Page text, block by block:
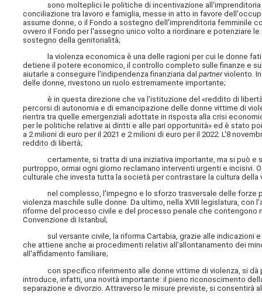
sono molteplici le politiche di incentivazione all'imprenditoria
conciliazione tra lavoro e famiglia, messe in atto in favore
assume donne, o il Fondo a sostegno dell'imprenditoria femminile
ovvero il Fondo per l'assegno unico volto a riordinare e potenziare
sostegno della genitorialità;
la violenza economica è una delle ragioni per cui le donne
detiene il potere economico, il controllo completo sulle finanze e
aiutarle a conseguire l'indipendenza finanziaria dalpartnerviolento.
delle donne, rivestono un ruolo estremamente importante;
è in questa direzione che va l'istituzione del «reddito di
percorsi di autonomia e di emancipazione delle donne vittime di
rientra tra quelle emergenziali adottate in risposta alla crisi
per le politiche relative ai diritti e alle pari opportunità» ed è stato
a 2 milioni di euro per il 2021 e 2 milioni di euro per il 2022. L'8
reddito di libertà;
certamente, si tratta di una iniziativa importante, ma si può e si
purtroppo, ormai ogni giorno reclamano interventi urgenti e incisivi.
culturale che investa tutta la società per contrastare la cultura della
nel complesso, l'impegno e lo sforzo trasversale delle forze
violenza maschile sulle donne. Da ultimo, nella XVIII legislatura,
riforme del processo civile e del processo penale che contengono
Convenzione di Istanbul;
sul versante civile, la riforma Cartabia, grazie alle indicazioni e
che attiene anche ai procedimenti relativi all'allontanamento dei
all'affidamento familiare;
con specifico riferimento alle donne vittime di violenza, si dà
introduce, infatti, una novità importante: il pieno riconoscimento
separazione e divorzio. Attraverso le misure previste, si consentirà